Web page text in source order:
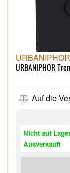
URBANIPHOR
URBANIPHOR
Auf die
Nicht auf Lager
Ausverkauft